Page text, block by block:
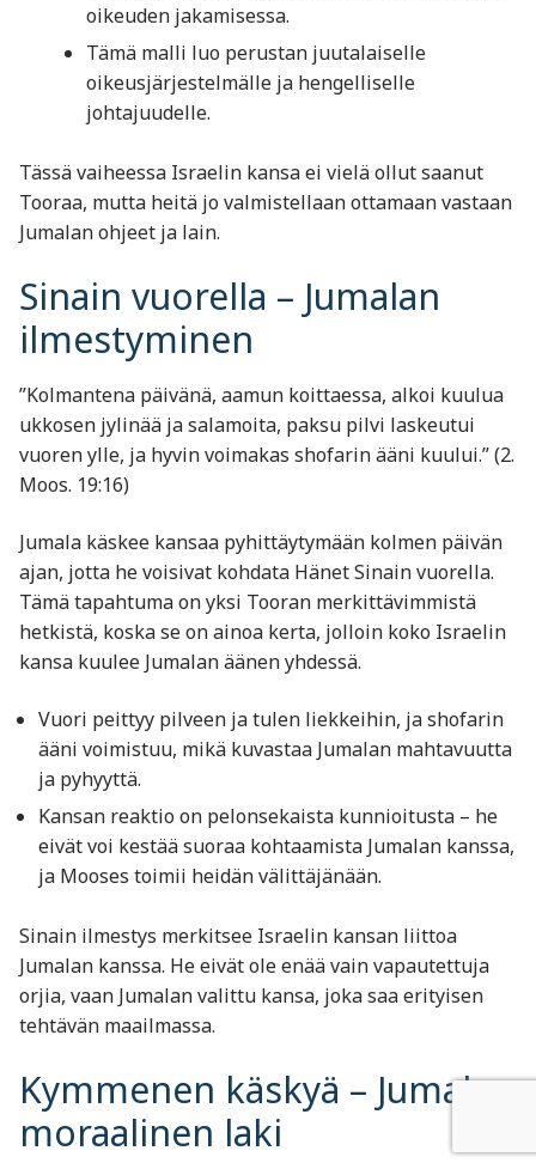
oikeuden jakamisessa.
Tämä malli luo perustan juutalaiselle
oikeusjärjestelmälle ja hengelliselle
johtajuudelle.
Tässä vaiheessa Israelin kansa ei vielä ollut saanut
Tooraa, mutta heitä jo valmistellaan ottamaan vastaan
Jumalan ohjeet ja lain.
Sinain vuorella – Jumalan
ilmestyminen
”Kolmantena päivänä, aamun koittaessa, alkoi kuulua
ukkosen jylinää ja salamoita, paksu pilvi laskeutui
vuoren ylle, ja hyvin voimakas shofarin ääni kuului.” (2.
Moos. 19:16)
Jumala käskee kansaa pyhittäytymään kolmen päivän
ajan, jotta he voisivat kohdata Hänet Sinain vuorella.
Tämä tapahtuma on yksi Tooran merkittävimmistä
hetkistä, koska se on ainoa kerta, jolloin koko Israelin
kansa kuulee Jumalan äänen yhdessä.
Vuori peittyy pilveen ja tulen liekkeihin, ja shofarin
ääni voimistuu, mikä kuvastaa Jumalan mahtavuutta
ja pyhyyttä.
Kansan reaktio on pelonsekaista kunnioitusta – he
eivät voi kestää suoraa kohtaamista Jumalan kanssa,
ja Mooses toimii heidän välittäjänään.
Sinain ilmestys merkitsee Israelin kansan liittoa
Jumalan kanssa. He eivät ole enää vain vapautettuja
orjia, vaan Jumalan valittu kansa, joka saa erityisen
tehtävän maailmassa.
Kymmenen käskyä – Jumalan
moraalinen laki